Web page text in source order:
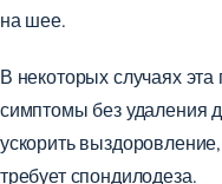
на шее.
В некоторых случаях эта
симптомы без удаления
ускорить
требует спондилодеза.